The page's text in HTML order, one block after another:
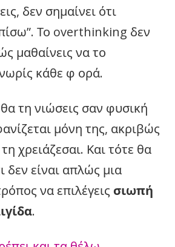
δεν σημαίνει ότι
Το overthinking δεν
μαθαίνεις να το
κάθε φ ορά.
τη νιώσεις σαν φυσική
μόνη της, ακριβώς
χρειάζεσαι. Και τότε θα
δεν είναι απλώς μια
να επιλέγεις σιωπή
.